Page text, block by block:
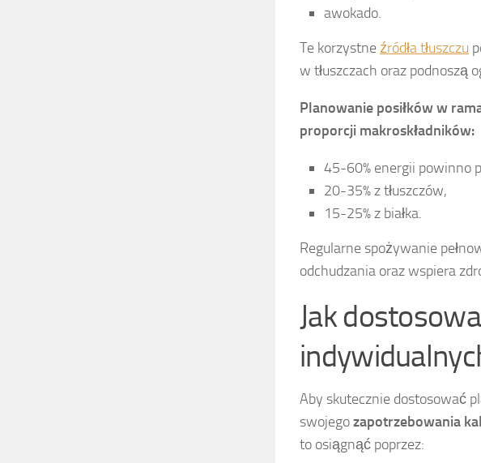
awokado.
Te korzystneźródła tłuszczu
w tłuszczach oraz podnoszą
Planowanie posiłków w
proporcji makroskładników:
45-60% energii powinno
20-35% z tłuszczów,
15-25% z białka.
Regularne spożywanie
odchudzania oraz wspiera
Jak
Aby skutecznie dostosować
swojegozapotrzebowania
to osiągnąć poprzez: